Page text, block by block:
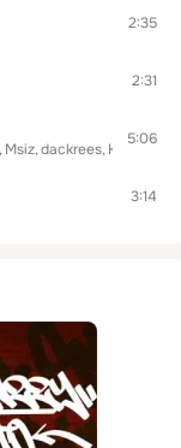
2:35
2:31
Msiz dackrees KSAN
5:06
3:14